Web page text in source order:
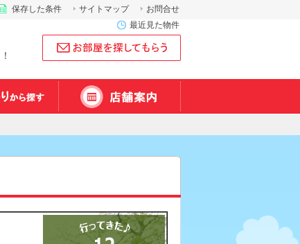
！
お問合せ
サイトマップ
保存した条件
最近見た物件